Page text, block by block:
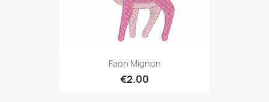
Faon Mignon
€2.00